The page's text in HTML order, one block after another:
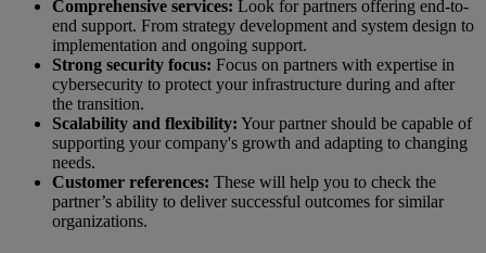
Comprehensive services: Look for partners offering end-to-
end support. From strategy development and system design to
implementation and ongoing support.
Strong security focus: Focus on partners with expertise in
cybersecurity to protect your infrastructure during and after
the transition.
Scalability and flexibility: Your partner should be capable of
supporting your company's growth and adapting to changing
needs.
Customer references: These will help you to check the
partner’s ability to deliver successful outcomes for similar
organizations.